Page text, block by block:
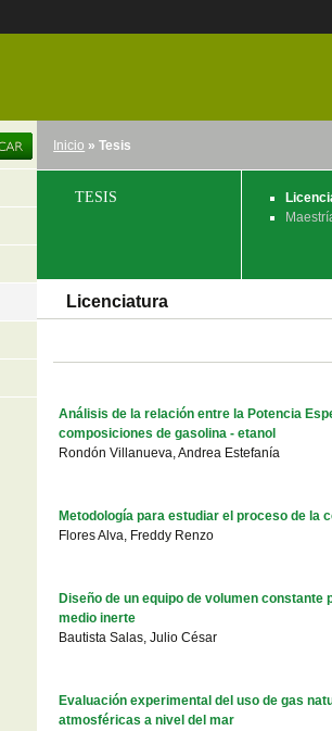
Inicio » Tesis
TESIS
Licenciatura
Análisis de la relación entre la Potencia
composiciones de gasolina - etanol
Rondón Villanueva, Andrea Estefanía
Metodología para estudiar el proceso de la
Flores Alva, Freddy Renzo
Diseño de un equipo de volumen
medio inerte
Bautista Salas, Julio César
Evaluación experimental del uso de gas
atmosféricas a nivel del mar